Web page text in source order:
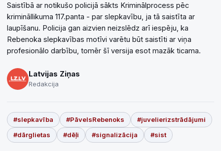
Saistībā ar notikušo policijā sākts Kriminālprocess pēc
krimināllikuma 117.panta - par slepkavību, ja tā saistīta ar
laupīšanu. Policija gan aizvien neizslēdz arī iespēju, ka
Rebenoka slepkavības motīvi varētu būt saistīti ar viņa
profesionālo darbību, tomēr šī versija esot mazāk ticama.
Latvijas Ziņas
Redakcija
#slepkavība #PāvelsRebenoks
#juvelierizstrādājumi
#dārglietas
#dēļi #signalizācija #sist